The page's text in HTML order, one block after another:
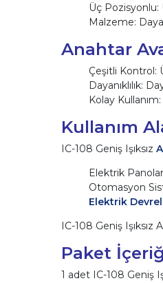
Üç Pozisyonlu:
Malzeme:
Anahtar
Çeşitli Kontrol:
Dayanıklılık:
Kolay
Kullanım
IC-108 Geniş Işıksız
Elektrik
Otomasyon
Elektrik
IC-108 Geniş
Paket
1 adet IC-108 Geniş